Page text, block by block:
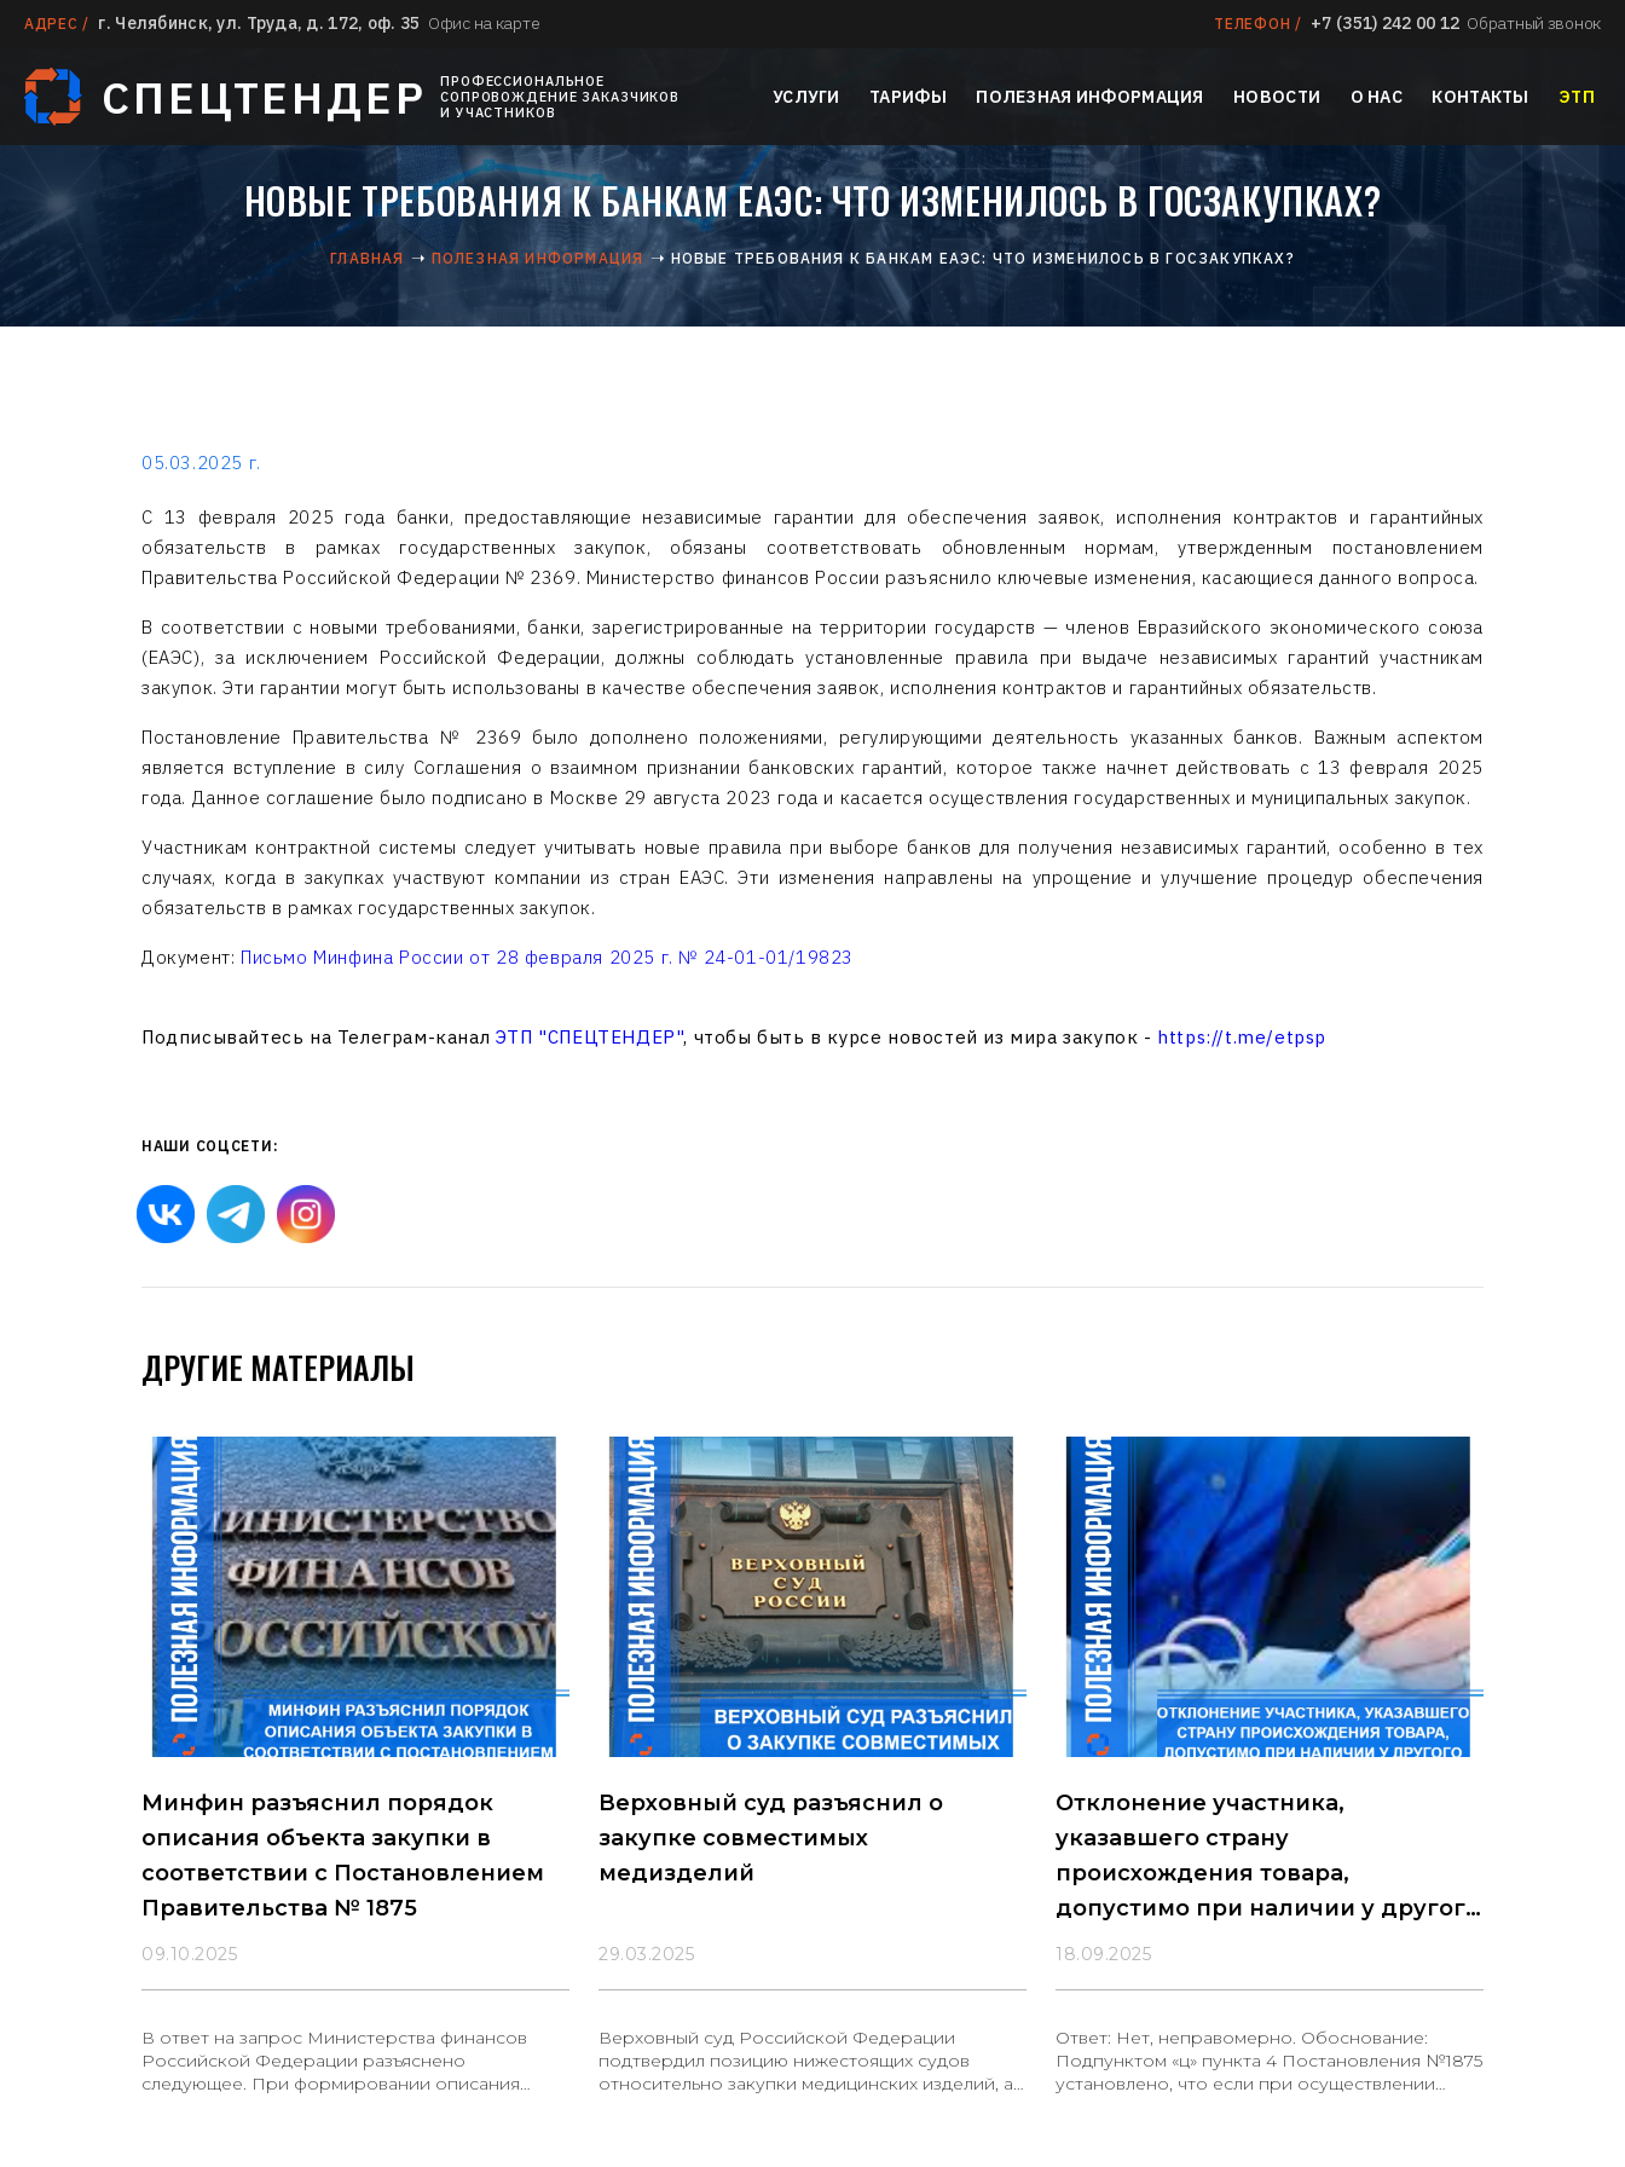
АДРЕС / г. Челябинск, ул. Труда, д. 172, оф. 35 Офис на карте ТЕЛЕФОН / +7 (351) 242 00 12 Обратный звонок
СПЕЦТЕНДЕР
ПРОФЕССИОНАЛЬНОЕ
СОПРОВОЖДЕНИЕ ЗАКАЗЧИКОВ
И УЧАСТНИКОВ
УСЛУГИ ТАРИФЫ ПОЛЕЗНАЯ ИНФОРМАЦИЯ НОВОСТИ О НАС КОНТАКТЫ ЭТП
НОВЫЕ ТРЕБОВАНИЯ К БАНКАМ ЕАЭС: ЧТО ИЗМЕНИЛОСЬ В ГОСЗАКУПКАХ?
ГЛАВНАЯ ПОЛЕЗНАЯ ИНФОРМАЦИЯ НОВЫЕ ТРЕБОВАНИЯ К БАНКАМ ЕАЭС: ЧТО ИЗМЕНИЛОСЬ В ГОСЗАКУПКАХ?
05.03.2025 г.
С 13 февраля 2025 года банки, предоставляющие независимые гарантии для обеспечения заявок, исполнения контрактов и гарантийных
обязательств в рамках государственных закупок, обязаны соответствовать обновленным нормам, утвержденным постановлением
Правительства Российской Федерации № 2369. Министерство финансов России разъяснило ключевые изменения, касающиеся данного вопроса.
В соответствии с новыми требованиями, банки, зарегистрированные на территории государств — членов Евразийского экономического союза
(ЕАЭС), за исключением Российской Федерации, должны соблюдать установленные правила при выдаче независимых гарантий участникам
закупок. Эти гарантии могут быть использованы в качестве обеспечения заявок, исполнения контрактов и гарантийных обязательств.
Постановление Правительства № 2369 было дополнено положениями, регулирующими деятельность указанных банков. Важным аспектом
является вступление в силу Соглашения о взаимном признании банковских гарантий, которое также начнет действовать с 13 февраля 2025
года. Данное соглашение было подписано в Москве 29 августа 2023 года и касается осуществления государственных и муниципальных закупок.
Участникам контрактной системы следует учитывать новые правила при выборе банков для получения независимых гарантий, особенно в тех
случаях, когда в закупках участвуют компании из стран ЕАЭС. Эти изменения направлены на упрощение и улучшение процедур обеспечения
обязательств в рамках государственных закупок.
Документ: Письмо Минфина России от 28 февраля 2025 г. № 24-01-01/19823
Подписывайтесь на Телеграм-канал ЭТП "СПЕЦТЕНДЕР", чтобы быть в курсе новостей из мира закупок - https://t.me/etpsp
НАШИ СОЦСЕТИ:
ДРУГИЕ МАТЕРИАЛЫ
Минфин разъяснил порядок
описания объекта закупки в
соответствии с Постановлением
Правительства № 1875
09.10.2025
В ответ на запрос Министерства финансов
Российской Федерации разъяснено
следующее. При формировании описания
Верховный суд разъяснил о
закупке совместимых
медизделий
29.03.2025
Верховный суд Российской Федерации
подтвердил позицию нижестоящих судов
относительно закупки медицинских изделий, а
Отклонение участника,
указавшего страну
происхождения товара,
допустимо при наличии у другого
участника сертификата СТ-1
18.09.2025
Ответ: Нет, неправомерно. Обоснование:
Подпунктом «ц» пункта 4 Постановления №1875
установлено, что если при осуществлении